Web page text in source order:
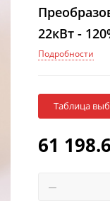
22кВт -
Подробности
Таблица
61